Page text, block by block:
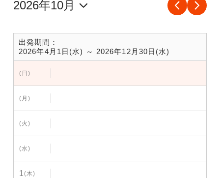
出発期間：
2026年4月1日(水) ～ 2026年12月30日(水)
(日)
(月)
(火)
(水)
1(木)